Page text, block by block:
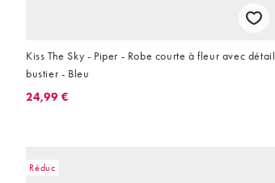
Kiss The Sky - Piper - Robe courte à fleur avec détail
bustier - Bleu
24,99 €
Réduc